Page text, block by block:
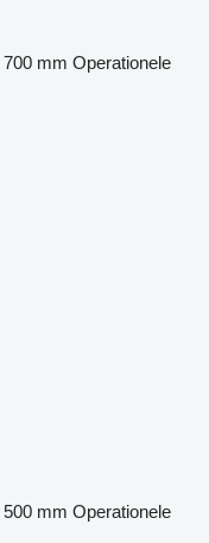
700 mm Operationele
500 mm Operationele